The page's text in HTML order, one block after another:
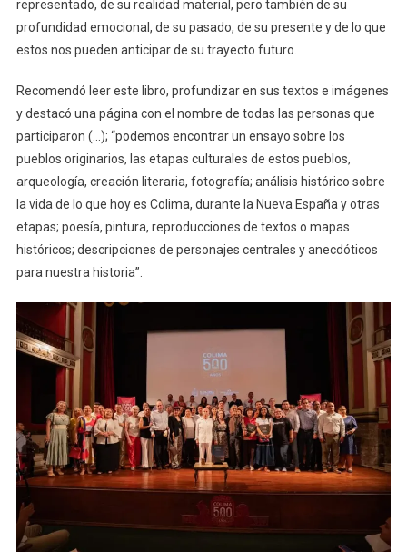
representado, de su realidad material, pero también de su
profundidad emocional, de su pasado, de su presente y de lo que
estos nos pueden anticipar de su trayecto futuro.
Recomendó leer este libro, profundizar en sus textos e imágenes
y destacó una página con el nombre de todas las personas que
participaron (…); “podemos encontrar un ensayo sobre los
pueblos originarios, las etapas culturales de estos pueblos,
arqueología, creación literaria, fotografía; análisis histórico sobre
la vida de lo que hoy es Colima, durante la Nueva España y otras
etapas; poesía, pintura, reproducciones de textos o mapas
históricos; descripciones de personajes centrales y anecdóticos
para nuestra historia”.